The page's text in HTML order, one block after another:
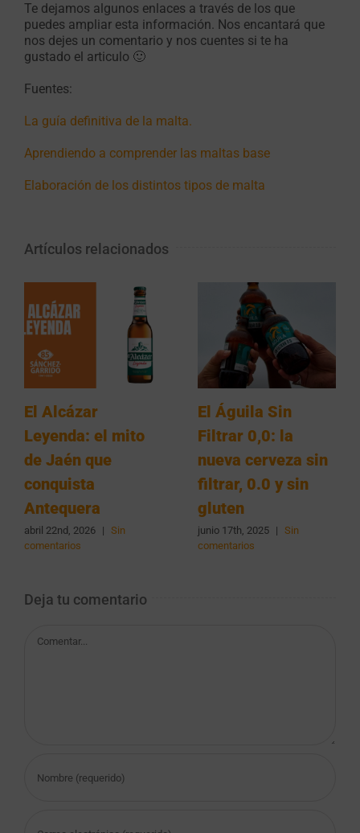
Te dejamos algunos enlaces a través de los que
puedes ampliar esta información. Nos encantará que
nos dejes un comentario y nos cuentes si te ha
gustado el articulo 🙂
Fuentes:
La guía definitiva de la malta.
Aprendiendo a comprender las maltas base
Elaboración de los distintos tipos de malta
Artículos relacionados
El Alcázar
Leyenda: el mito
de Jaén que
conquista
Antequera
abril 22nd, 2026 | Sin
comentarios
El Águila Sin
Filtrar 0,0: la
nueva cerveza sin
filtrar, 0.0 y sin
gluten
junio 17th, 2025 | Sin
comentarios
Deja tu comentario